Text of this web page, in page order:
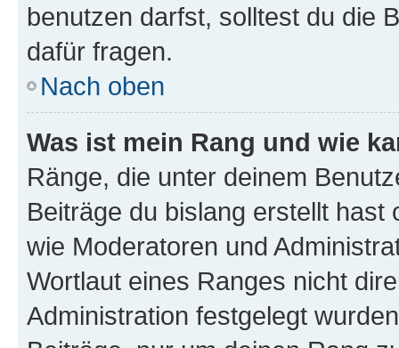
benutzen darfst, solltest du die
dafür fragen.
Nach oben
Was ist mein Rang und wie
Ränge, die unter deinem
Beiträge du bislang erstellt
wie Moderatoren und
Wortlaut eines Ranges nicht
Administration festgelegt